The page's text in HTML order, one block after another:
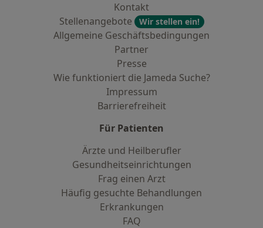
Kontakt
Stellenangebote
Wir stellen ein!
Allgemeine Geschäftsbedingungen
Partner
Presse
Wie funktioniert die Jameda Suche?
Impressum
Barrierefreiheit
Für Patienten
Ärzte und Heilberufler
Gesundheitseinrichtungen
Frag einen Arzt
Häufig gesuchte Behandlungen
Erkrankungen
FAQ